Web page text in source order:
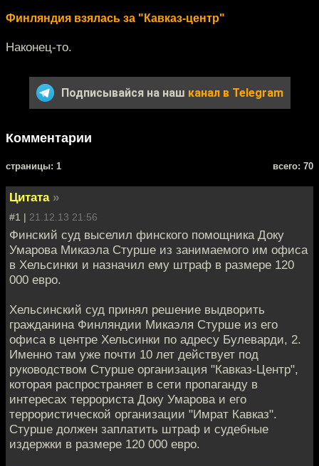
Финляндия взялась за "Кавказ-центр"
Наконец-то.
Подписывайся на наш канал в Telegram
Комментарии
cтраницы: 1 всего: 70
Цитата »
#1 | 21.12.13 21:56
Финский суд выселил финского помощника Доку
Умарова Микаэла Стурше из занимаемого им офиса
в Хельсинки и назначил ему штраф в размере 120
000 евро.
Хельсинский суд принял решение выдворить
гражданина Финляндии Микаэля Стурше из его
офиса в центре Хельсинки по адресу Булеварди, 2.
Именно там уже почти 10 лет действует под
руководством Стурше организация "Кавказ-Центр",
которая распространяет в сети пропаганду в
интересах террориста Доку Умарова и его
террористической организации "Имрат Кавказ".
Стурше должен заплатить штраф и судебные
издержки в размере 120 000 евро.